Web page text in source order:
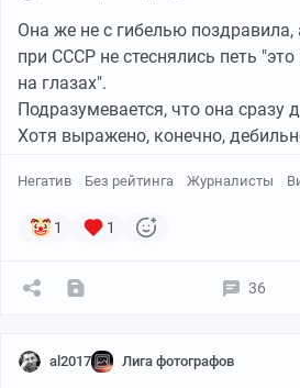
Она же не с гибелью
при СССР не стеснялись петь
на глазах".
Подразумевается, что она сразу
Хотя выражено, конечно,
Негатив Без рейтинга Журналисты
1 1
36
al2017 Лига фотографов